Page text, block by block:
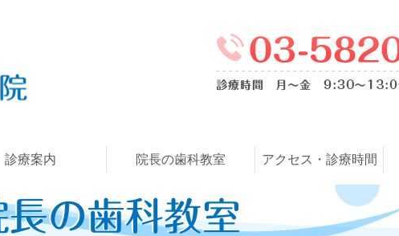
診療案内 院長の歯科教室 アクセス・診療時間
長の歯科教室